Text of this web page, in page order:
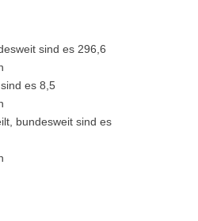
sind es 296,6
es 8,5
bundesweit sind es